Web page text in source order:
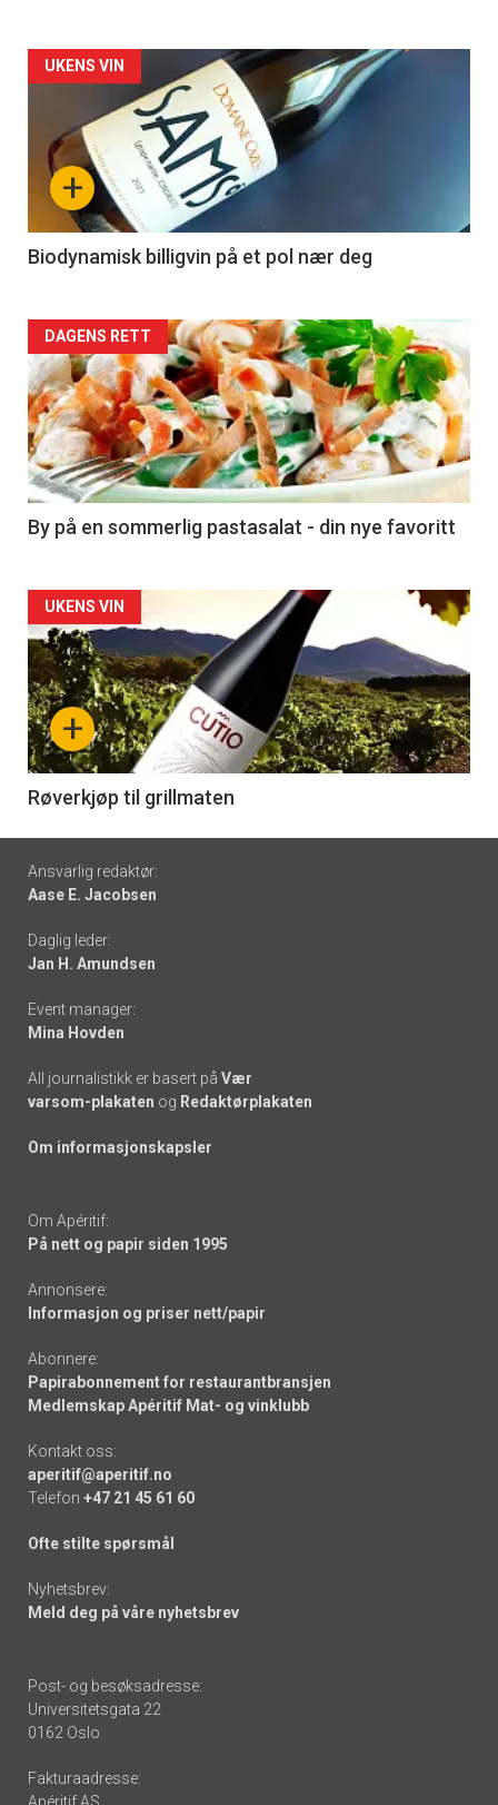
Forsiden
akkurat
nå
4
+
UKENS VIN
Biodynamisk billigvin på et pol nær deg
Forsiden
akkurat
nå
-
5
DAGENS RETT
By på en sommerlig pastasalat - din nye favoritt
Forsiden
akkurat
nå
-
6
+
UKENS VIN
Røverkjøp til grillmaten
Footer
-
links
Ansvarlig redaktør:
Aase E. Jacobsen
Daglig leder:
Jan H. Amundsen
Event manager:
Mina Hovden
All journalistikk er basert på Vær
varsom-plakaten og Redaktørplakaten
Om informasjonskapsler
Om Apéritif:
På nett og papir siden 1995
Annonsere:
Informasjon og priser nett/papir
Abonnere:
Papirabonnement for restaurantbransjen
Medlemskap Apéritif Mat- og vinklubb
Kontakt oss:
aperitif@aperitif.no
Telefon +47 21 45 61 60
Ofte stilte spørsmål
Nyhetsbrev:
Meld deg på våre nyhetsbrev
Post- og besøksadresse:
Universitetsgata 22
0162 Oslo
Fakturaadresse: